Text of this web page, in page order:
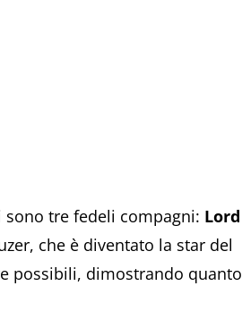
sono tre fedeli compagni: Lord
che è diventato la star del
possibili, dimostrando quanto